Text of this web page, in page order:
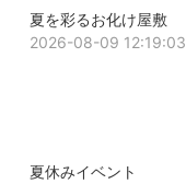
夏を彩るお化け屋敷
2026-08-09 12:19:03
夏休みイベント